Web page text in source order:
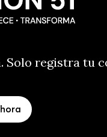
Solo registra tu